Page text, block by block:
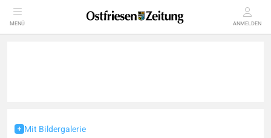
MENÜ ANMELDEN
Mit Bildergalerie